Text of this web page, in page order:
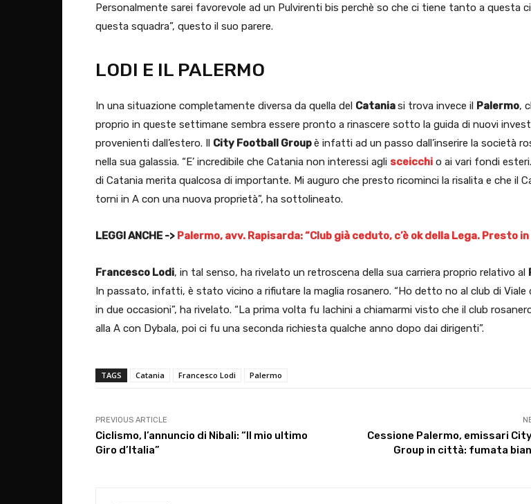
Personalmente sarei favorevole ad un Pulvirenti bis perchè so che ci tiene tanto a questa
questa squadra”, questo il suo parere.
LODI E IL PALERMO
In una situazione completamente diversa da quella del Cataniasi trova invece il Palermo,
proprio in queste settimane sembra essere pronto a rinascere sotto la guida di nuovi
provenienti dall’estero. Il City Football Groupè infatti ad un passo dall’inserire la società
nella sua galassia. “E’ incredibile che Catania non interessi agli sceicchi o ai vari fondi
di Catania merita qualcosa di importante. Mi auguro che presto ricominci la risalita e che il
torni in A con una nuova proprietà”, ha sottolineato.
LEGGI ANCHE -> Palermo, avv. Rapisarda: “Club già ceduto, c’è ok della Lega. Presto in
Francesco Lodi, in tal senso, ha rivelato un retroscena della sua carriera proprio relativo al
In passato, infatti, è stato vicino a rifiutare la maglia rosanero. “Ho detto no al club di Viale
in due occasioni”, ha rivelato. “La prima volta fu Iachini a chiamarmi visto che il club
alla A con Dybala, poi ci fu una seconda richiesta qualche anno dopo dai dirigenti”.
TAGS Catania Francesco Lodi Palermo
PREVIOUS ARTICLE
Ciclismo, l’annuncio di Nibali: “Il mio ultimo
Giro d’Italia”
Cessione Palermo, emissari
Group in città: fumata